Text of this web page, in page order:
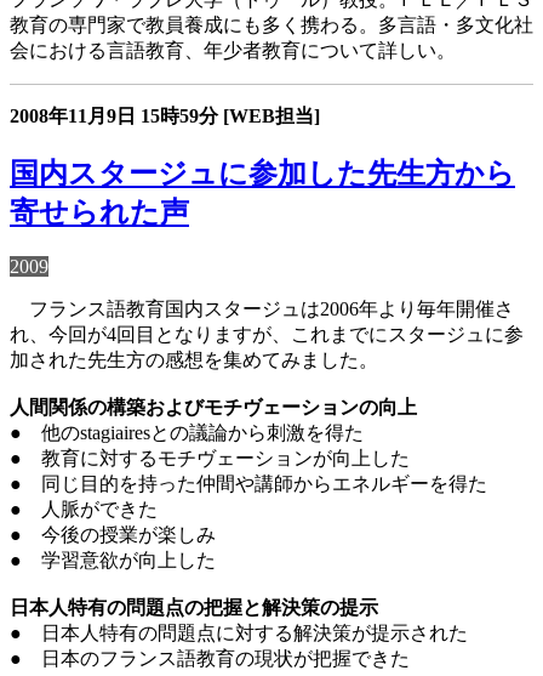
教育の専門家で教員養成にも多く携わる。多言語・多文化社
会における言語教育、年少者教育について詳しい。
2008年11月9日 15時59分 [WEB担当]
国内スタージュに参加した先生方から
寄せられた声
2009
フランス語教育国内スタージュは2006年より毎年開催さ
れ、今回が4回目となりますが、これまでにスタージュに参
加された先生方の感想を集めてみました。
人間関係の構築およびモチヴェーションの向上
● 他のstagiairesとの議論から刺激を得た
● 教育に対するモチヴェーションが向上した
● 同じ目的を持った仲間や講師からエネルギーを得た
● 人脈ができた
● 今後の授業が楽しみ
● 学習意欲が向上した
日本人特有の問題点の把握と解決策の提示
● 日本人特有の問題点に対する解決策が提示された
● 日本のフランス語教育の現状が把握できた